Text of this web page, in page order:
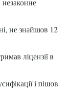
не знайшов 12
ліцензії в
і пішов